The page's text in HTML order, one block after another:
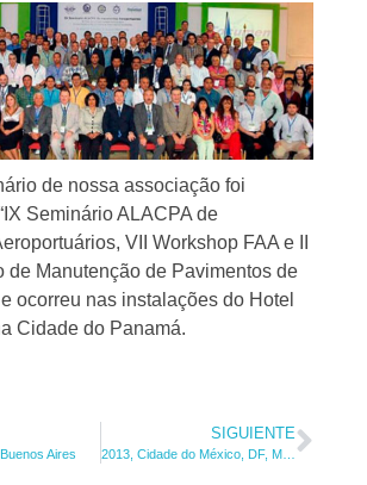
de nossa associação foi
Seminário ALACPA de
VII Workshop FAA e II
de Manutenção de Pavimentos de
ocorreu nas instalações do Hotel
Cidade do Panamá.
Aires
SIGUIENTE
2013, Cidade do México, DF, México